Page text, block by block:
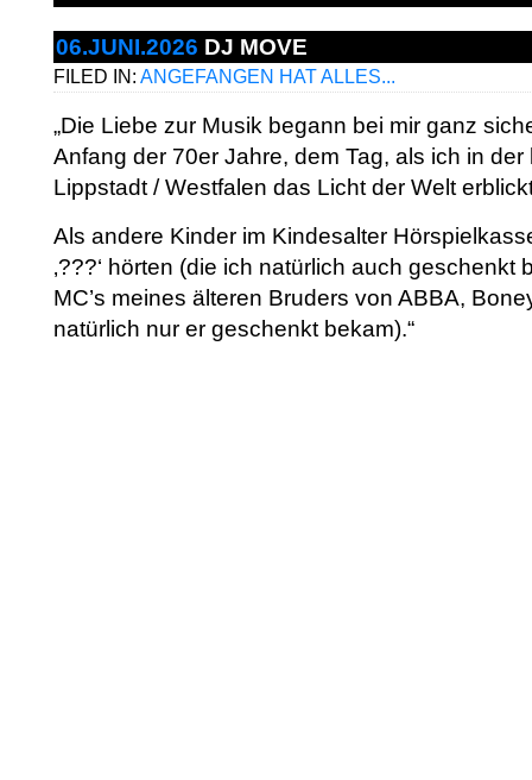
06.JUNI.2026 DJ MOVE
FILED IN: ANGEFANGEN HAT ALLES...
„Die Liebe zur Musik begann bei mir ganz
Anfang der 70er Jahre, dem Tag, als ich in
Lippstadt / Westfalen das Licht der Welt
Als andere Kinder im Kindesalter
‚???‘ hörten (die ich natürlich auch geschenkt
MC’s meines älteren Bruders von ABBA,
natürlich nur er geschenkt bekam).“